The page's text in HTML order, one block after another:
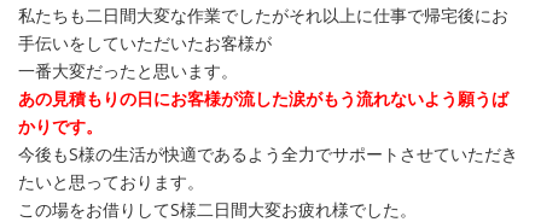
私たちも二日間大変な作業でしたがそれ以上に仕事で帰宅後にお
手伝いをしていただいたお客様が
一番大変だったと思います。
あの見積もりの日にお客様が流した涙がもう流れないよう願うば
かりです。
今後もS様の生活が快適であるよう全力でサポートさせていただき
たいと思っております。
この場をお借りしてS様二日間大変お疲れ様でした。